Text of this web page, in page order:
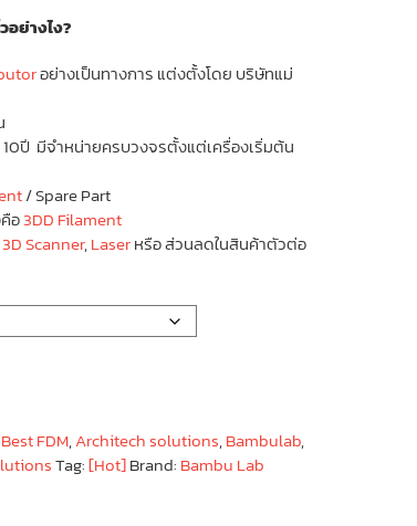
อย่างไง?
อย่างเป็นทางการ แต่งตั้งโดย บริษัทแม่
ปี มีจำหน่ายครบวงจรตั้งแต่เครื่องเริ่มต้น
/ Spare Part
คือ3DD Filament
3D Scanner,Laserหรือ ส่วนลดในสินค้าตัวต่อ
FDM,Architech solutions,Bambulab,
Tag:[Hot]Brand: Bambu Lab